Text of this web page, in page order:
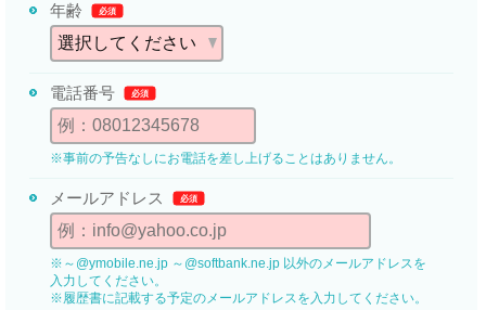
年齢 必須
電話番号 必須
※事前の予告なしにお電話を差し上げることはありません。
メールアドレス 必須
※～@ymobile.ne.jp ～@softbank.ne.jp 以外のメールアドレスを
入力してください。
※履歴書に記載する予定のメールアドレスを入力してください。